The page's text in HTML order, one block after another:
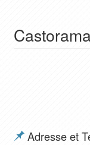
Adresse et